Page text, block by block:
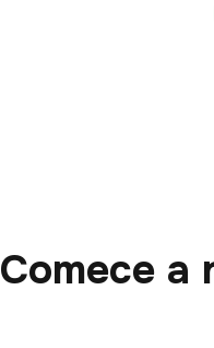
Comece a